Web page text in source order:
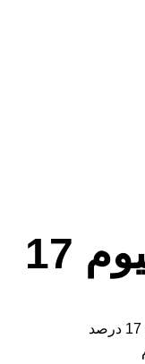
سولفات آلومینیوم 17